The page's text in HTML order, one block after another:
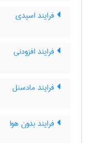
فرایند اسیدی
فرایند افزودنی
فرایند مادسنل
فرایند بدون هوا